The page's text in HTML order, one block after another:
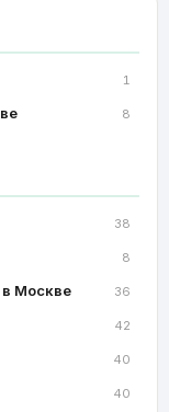
1
8
38
8
в Москве 36
42
40
40